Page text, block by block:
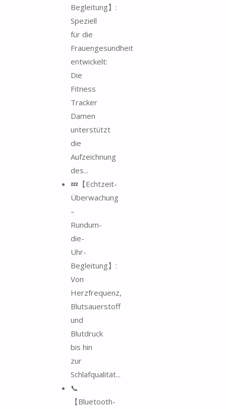
Begleitung】:
Speziell
für die
Frauengesundheit
entwickelt:
Die
Fitness
Tracker
Damen
unterstützt
die
Aufzeichnung
des...
💤【Echtzeit-
Überwachung
–
Rundum-
die-
Uhr-
Begleitung】:
Von
Herzfrequenz,
Blutsauerstoff
und
Blutdruck
bis hin
zur
Schlafqualität...
📞
【Bluetooth-